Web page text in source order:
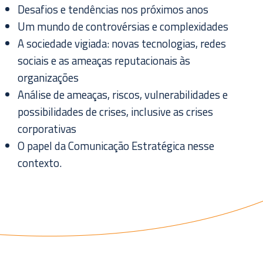
Desafios e tendências nos próximos anos
Um mundo de controvérsias e complexidades
A sociedade vigiada: novas tecnologias, redes
sociais e as ameaças reputacionais às
organizações
Análise de ameaças, riscos, vulnerabilidades e
possibilidades de crises, inclusive as crises
corporativas
O papel da Comunicação Estratégica nesse
contexto.